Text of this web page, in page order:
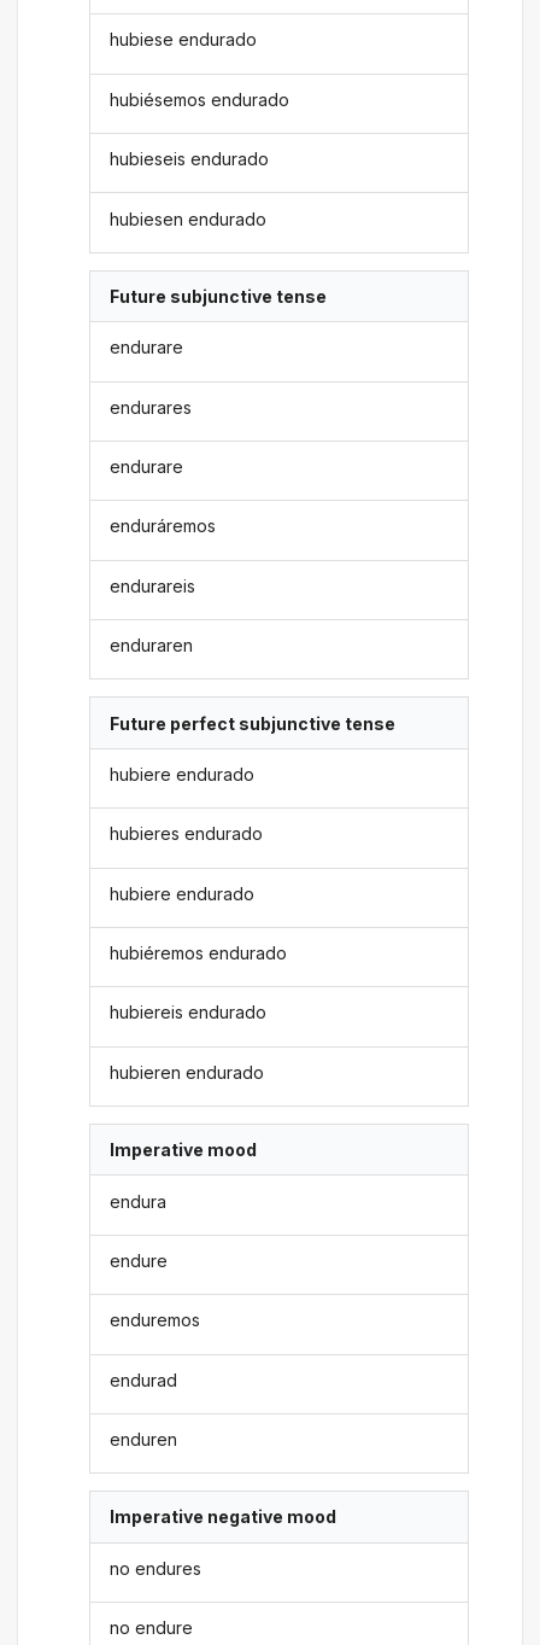
hubiese endurado
hubiésemos endurado
hubieseis endurado
hubiesen endurado
Future subjunctive tense
endurare
endurares
endurare
enduráremos
endurareis
enduraren
Future perfect subjunctive tense
hubiere endurado
hubieres endurado
hubiere endurado
hubiéremos endurado
hubiereis endurado
hubieren endurado
Imperative mood
endura
endure
enduremos
endurad
enduren
Imperative negative mood
no endures
no endure